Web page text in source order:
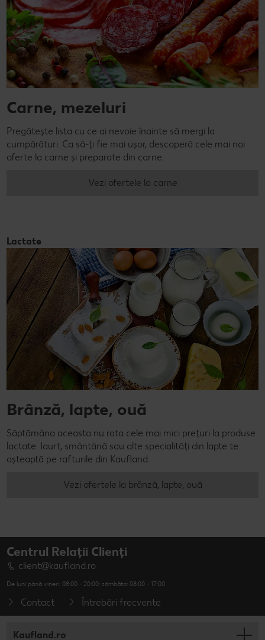
Carne, mezeluri
Pregătește lista cu ce ai nevoie înainte să mergi la
cumpărături. Ca să-ți fie mai ușor, descoperă cele mai noi
oferte la carne și preparate din carne.
Vezi ofertele la carne
Lactate
Brânză, lapte, ouă
Săptămâna aceasta nu rata cele mai mici prețuri la produse
lactate. Iaurt, smântână sau alte specialități din lapte te
așteaptă pe rafturile din Kaufland.
Vezi ofertele la brânză, lapte, ouă
Centrul Relații Clienți
client@kaufland.ro
De luni până vineri: 08:00 - 20:00; sâmbăta: 08:00 - 17:00
Contact Întrebări frecvente
Kaufland.ro